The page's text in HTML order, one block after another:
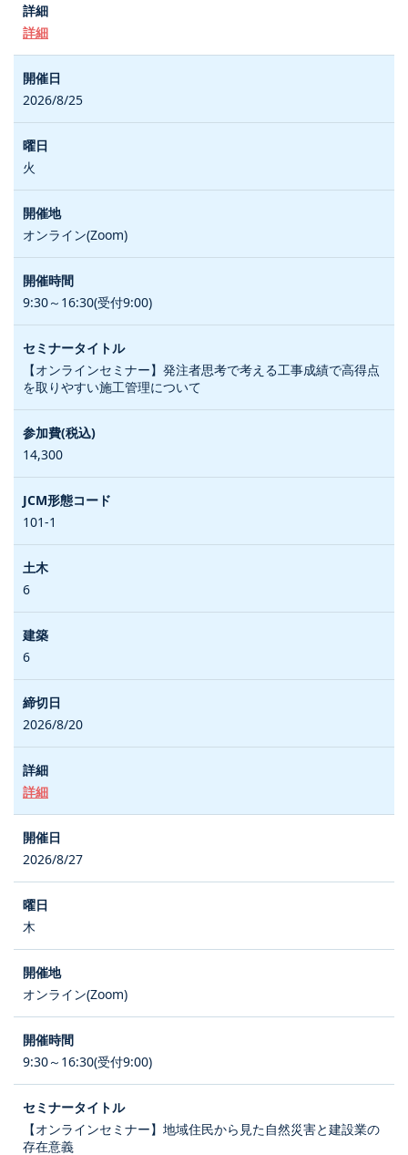
詳細
2026/8/25
火
オンライン(Zoom)
9:30～16:30(受付9:00)
【オンラインセミナー】発注者思考で考える工事成績で高得点
を取りやすい施工管理について
14,300
101-1
6
6
2026/8/20
詳細
2026/8/27
木
オンライン(Zoom)
9:30～16:30(受付9:00)
【オンラインセミナー】地域住民から見た自然災害と建設業の
存在意義